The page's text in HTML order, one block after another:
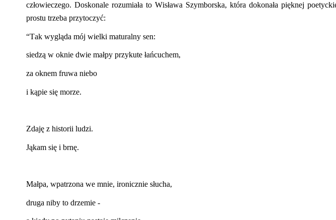
człowieczego. Doskonale rozumiała to Wisława Szymborska, która dokonała pięknej
prostu trzeba przytoczyć:
“Tak wygląda mój wielki maturalny sen:
siedzą w oknie dwie małpy przykute łańcuchem,
za oknem fruwa niebo
i kąpie się morze.
Zdaję z historii ludzi.
Jąkam się i brnę.
Małpa, wpatrzona we mnie, ironicznie słucha,
druga niby to drzemie -